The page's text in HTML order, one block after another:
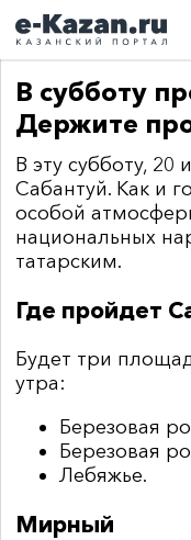
В субботу
Держите
В эту субботу,
Сабантуй. Как и
особой
национальных
татарским.
Где пройдет
Будет три
утра:
Березовая
Березовая
Лебяжье.
Мирный